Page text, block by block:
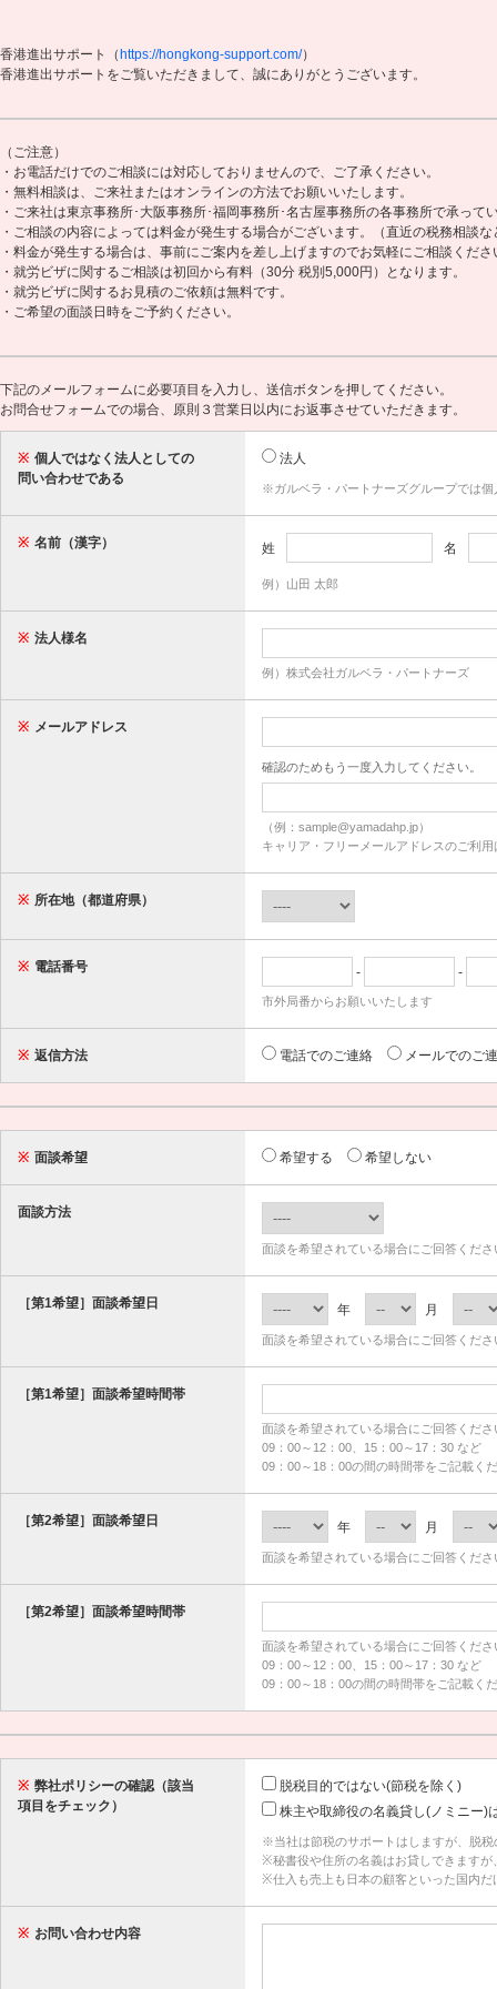
香港進出サポート（ https://hongkong-support.com/）
香港進出サポートをご覧いただきまして、誠にありがとうございます。
（ご注意）
・お電話だけでのご相談には対応しておりませんので、ご了承ください。
・無料相談は、ご来社またはオンラインの方法でお願いいたします。
・ご来社は東京事務所･大阪事務所･福岡事務所･名古屋事務所の各事務所で承ってい
・ご相談の内容によっては料金が発生する場合がございます。（直近の税務相談な
・料金が発生する場合は、事前にご案内を差し上げますのでお気軽にご相談くださ
・就労ビザに関するご相談は初回から有料（30分 税別5,000円）となります。
・就労ビザに関するお見積のご依頼は無料です。
・ご希望の面談日時をご予約ください。
下記のメールフォームに必要項目を入力し、送信ボタンを押してください。
お問合せフォームでの場合、原則３営業日以内にお返事させていただきます。
※ 個人ではなく法人としての
問い合わせである
法人
※ガルベラ・パートナーズグループでは個
※ 名前（漢字） 姓 名
例）山田 太郎
※ 法人様名
例）株式会社ガルベラ・パートナーズ
※ メールアドレス
確認のためもう一度入力してください。
（例：sample@yamadahp.jp）
キャリア・フリーメールアドレスのご利用
※ 所在地（都道府県）
※ 電話番号 - -
市外局番からお願いいたします
※ 返信方法 電話でのご連絡 メールでのご
※ 面談希望 希望する 希望しない
面談方法
面談を希望されている場合にご回答くださ
［第1希望］面談希望日 年 月
面談を希望されている場合にご回答くださ
［第1希望］面談希望時間帯
面談を希望されている場合にご回答くださ
09：00～12：00、15：00～17：30 など
09：00～18：00の間の時間帯をご記載くだ
［第2希望］面談希望日 年 月
面談を希望されている場合にご回答くださ
［第2希望］面談希望時間帯
面談を希望されている場合にご回答くださ
09：00～12：00、15：00～17：30 など
09：00～18：00の間の時間帯をご記載くだ
※ 弊社ポリシーの確認（該当
項目をチェック）
脱税目的ではない(節税を除く)
株主や取締役の名義貸し(ノミニー)
※当社は節税のサポートはしますが、脱税
※秘書役や住所の名義はお貸しできますが
※仕入も売上も日本の顧客といった国内だ
※ お問い合わせ内容